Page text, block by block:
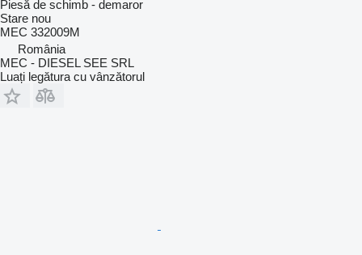
Piesă de schimb - demaror
Stare nou
MEC 332009M
România
MEC - DIESEL SEE SRL
Luați legătura cu vânzătorul